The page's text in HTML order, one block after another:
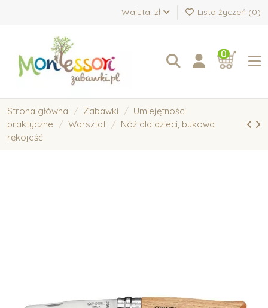
Waluta: zł Lista życzeń (0)
0
Strona główna Zabawki
Umiejętności
praktyczne
Warsztat
Nóż dla dzieci, bukowa
rękojeść